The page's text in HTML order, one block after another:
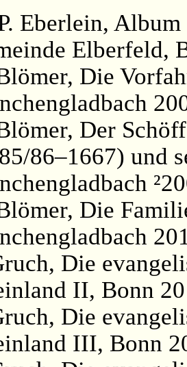
Eberlein,
Elberfeld,
Die
Der
86–1667) und
Die
Die
II, Bonn
Die
III, Bonn